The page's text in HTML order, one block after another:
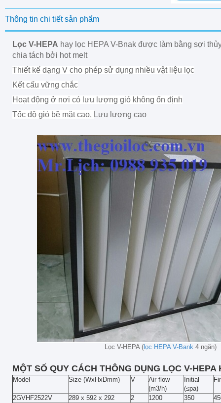
Thông tin chi tiết sản phẩm
Lọc V-HEPA hay lọc HEPA V-Bnak được làm bằng sợi
chia tách bởi hot melt
Thiết kế dạng V cho phép sử dụng nhiều vật liệu lọc
Kết cấu vững chắc
Hoạt động ở nơi có lưu lượng gió không ổn định
Tốc độ gió bề mặt cao, Lưu lượng cao
Lọc V-HEPA (lọc HEPA V-Bank4 ngăn)
MỘT SỐ QUY CÁCH THÔNG DỤNG LỌC V-HEPA
Model Size (WxHxDmm) V
Air flow
(m3/h)
Initial
(≤pa)
2GVHF2522V 289 x 592 x 292 2 1200 350